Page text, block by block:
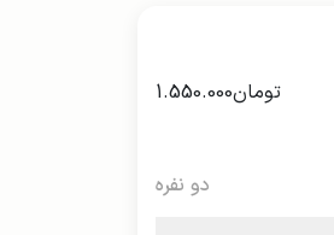
تومان1.550.000
دو نفره